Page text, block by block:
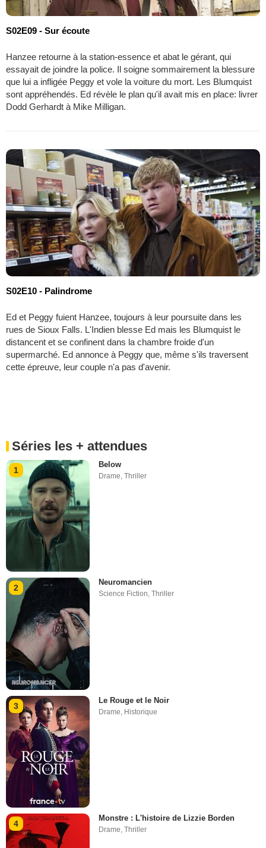
S02E09 - Sur écoute
Hanzee retourne à la station-essence et abat le gérant, qui
essayait de joindre la police. Il soigne sommairement la blessure
que lui a infligée Peggy et vole la voiture du mort. Les Blumquist
sont appréhendés. Ed révèle le plan qu'il avait mis en place: livrer
Dodd Gerhardt à Mike Milligan.
S02E10 - Palindrome
Ed et Peggy fuient Hanzee, toujours à leur poursuite dans les
rues de Sioux Falls. L'Indien blesse Ed mais les Blumquist le
distancent et se confinent dans la chambre froide d'un
supermarché. Ed annonce à Peggy que, même s'ils traversent
cette épreuve, leur couple n'a pas d'avenir.
Séries les + attendues
1
Below
Drame,Thriller
2
Neuromancien
Science Fiction,Thriller
3
Le Rouge et le Noir
Drame Historique
4
Monstre : L'histoire de Lizzie Borden
Drame,Thriller